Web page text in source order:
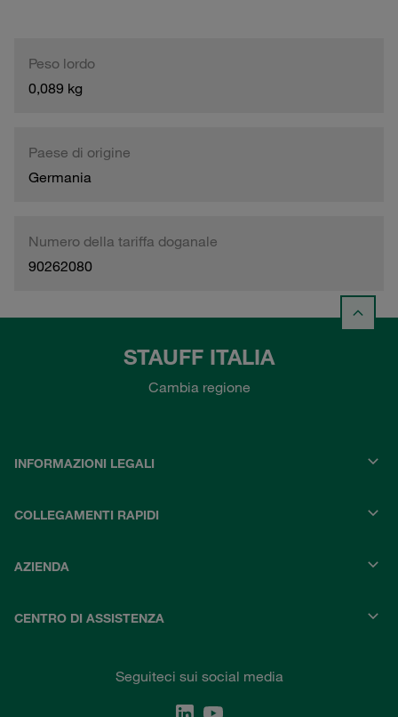
Peso lordo
0,089 kg
Paese di origine
Germania
Numero della tariffa doganale
90262080
STAUFF ITALIA
Cambia regione
INFORMAZIONI LEGALI
COLLEGAMENTI RAPIDI
AZIENDA
CENTRO DI ASSISTENZA
Seguiteci sui social media